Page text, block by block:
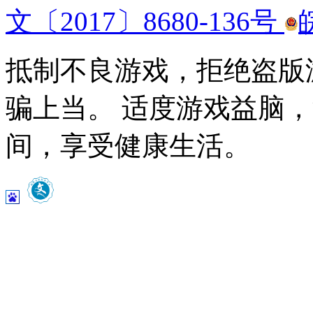
文〔2017〕8680-136号
抵制不良游戏，拒绝盗
骗上当。 适度游戏益脑
间，享受健康生活。